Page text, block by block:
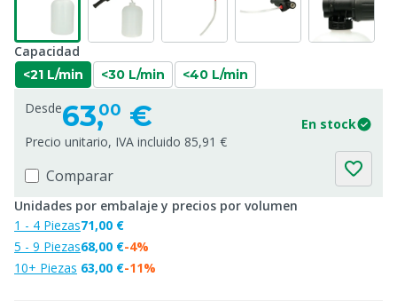
Capacidad
<21 L/min <30 L/min <40 L/min
Desde63,00 €
En stock
Precio unitario, IVA incluido 85,91 €
Comparar
Unidades por embalaje y precios por volumen
1 - 4 Piezas
5 - 9 Piezas
10+ Piezas
71,00 €
68,00 €
63,00 €
-4%
-11%